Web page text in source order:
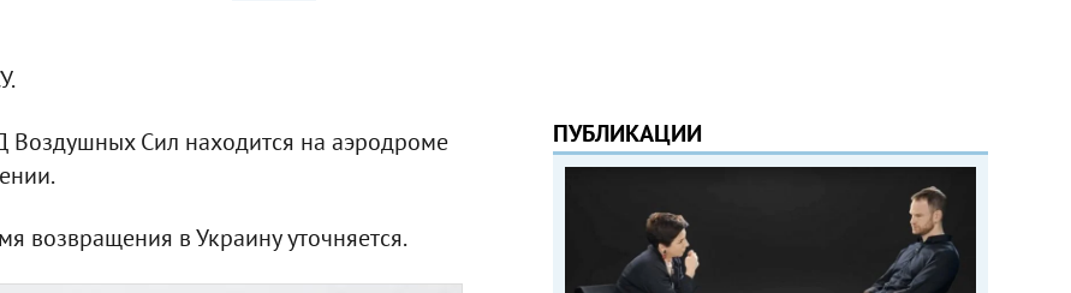
Сил находится на аэродроме
возвращения в Украину уточняется.
ПУБЛИКАЦИИ